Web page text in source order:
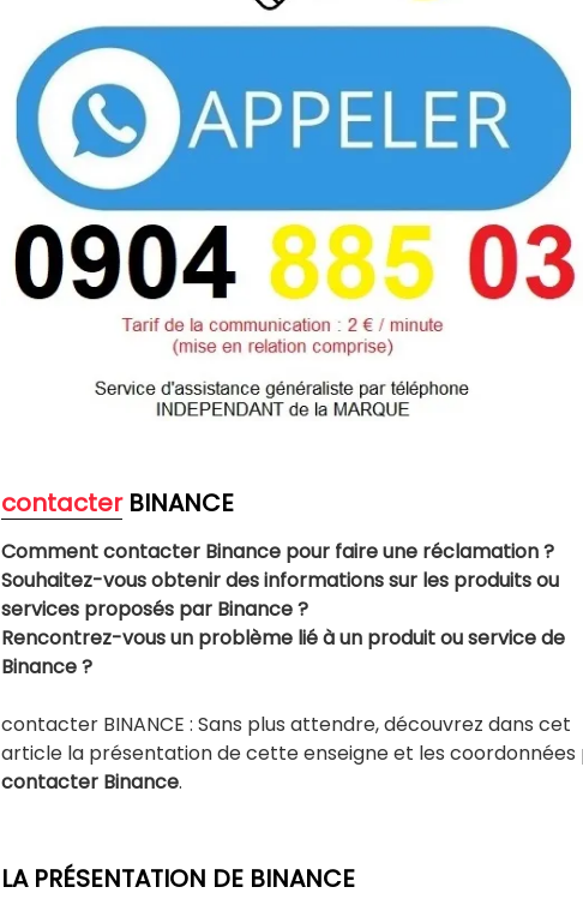
contacterBINANCE
Comment contacter Binance pour faire une réclamation ?
Souhaitez-vous obtenir des informations sur les produits ou
services proposés par Binance ?
Rencontrez-vous un problème lié à un produit ou service de
Binance ?
contacter BINANCE : Sans plus attendre, découvrez dans cet
article la présentation de cette enseigne et les coordonnées
contacter Binance.
LA PRÉSENTATION DE BINANCE